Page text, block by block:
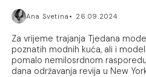
Ana Svetina 26.09.2024.
Za vrijeme trajanja Tjedana
poznatih modnih kuća, ali i
pomalo nemilosrdnom
dana održavanja revija u New